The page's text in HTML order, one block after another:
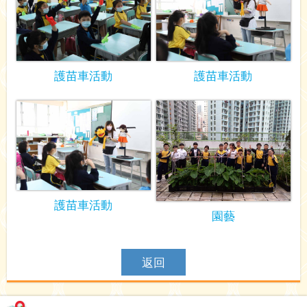
護苗車活動 護苗車活動
護苗車活動
園藝
返回